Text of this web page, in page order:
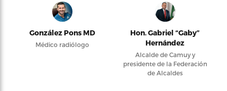
González Pons MD
Médico radiólogo
Hon. Gabriel “Gaby”
Hernández
Alcalde de Camuy y
presidente de la Federación
de Alcaldes